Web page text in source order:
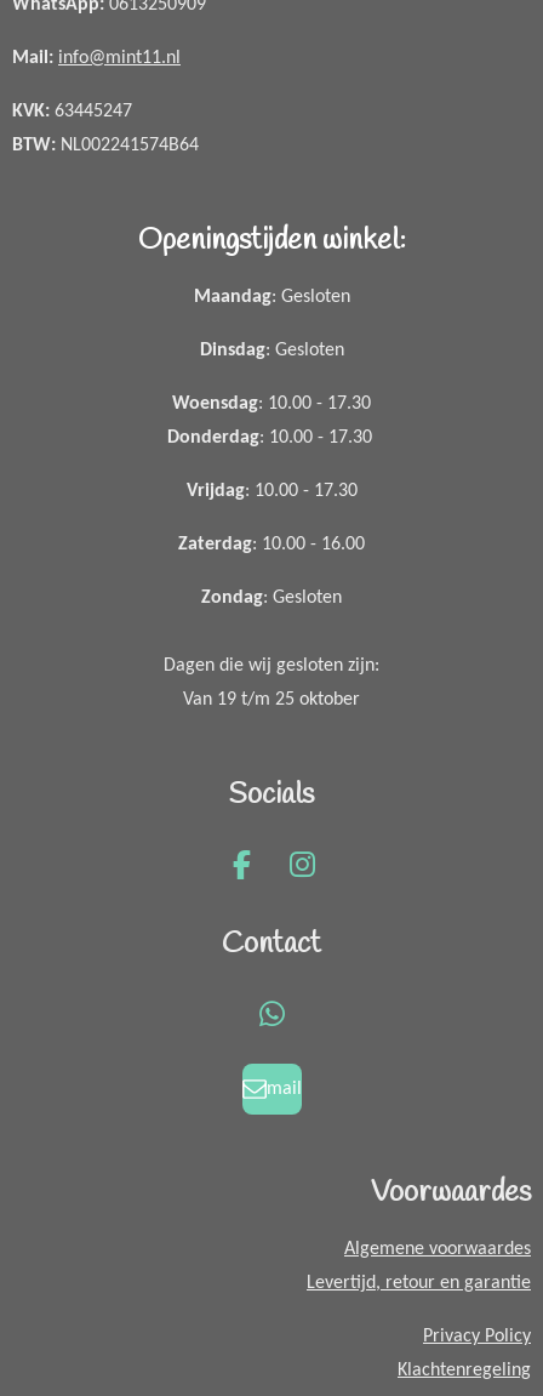
WhatsApp: 0613250909
Mail: info@mint11.nl
KVK: 63445247
BTW: NL002241574B64
Openingstijden winkel:
Maandag: Gesloten
Dinsdag: Gesloten
Woensdag: 10.00 - 17.30
Donderdag: 10.00 - 17.30
Vrijdag: 10.00 - 17.30
Zaterdag: 10.00 - 16.00
Zondag: Gesloten
Dagen die wij gesloten zijn:
Van 19 t/m 25 oktober
Socials
F
c
k
I
s
a
m
Contact
W
a
t
mail
Voorwaardes
Algemene voorwaardes
Levertijd, retour en garantie
Privacy Policy
Klachtenregeling